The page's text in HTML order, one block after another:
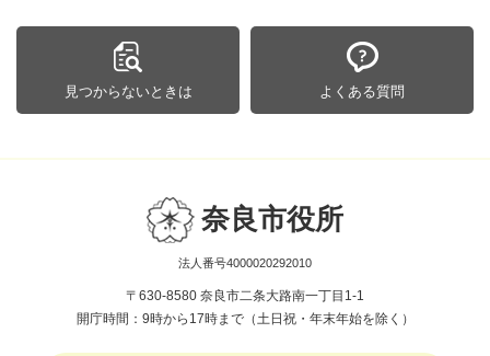
見つからないときは よくある質問
奈良市役所
法人番号4000020292010
〒630-8580 奈良市二条大路南一丁目1-1
開庁時間：9時から17時まで（土日祝・年末年始を除く）